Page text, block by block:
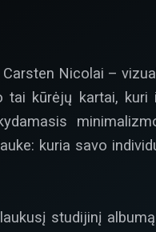
Nicolai –
tai kūrėjų kartai, kuri
kuria savo
studijinį